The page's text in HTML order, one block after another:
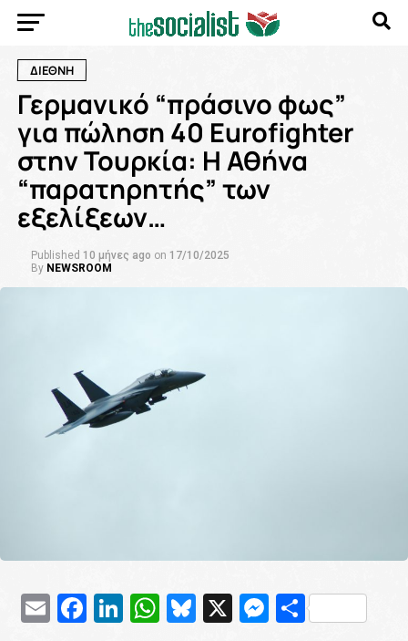
ΔΙΕΘΝΗ
Γερμανικό “πράσινο φως”
για πώληση 40 Eurofighter
στην Τουρκία: Η Αθήνα
“παρατηρητής” των
εξελίξεων…
Published 10 μήνες ago on 17/10/2025
By NEWSROOM
EmailFacebook
LinkedIn
WhatsApp
Bluesky
X